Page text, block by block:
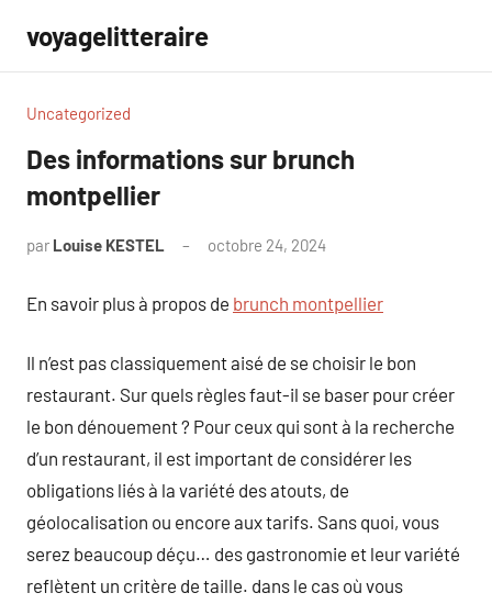
contenu
voyagelitteraire
Uncategorized
Des informations sur brunch
montpellier
par Louise KESTEL octobre 24, 2024
En savoir plus à propos de brunch montpellier
Il n’est pas classiquement aisé de se choisir le bon
restaurant. Sur quels règles faut-il se baser pour créer
le bon dénouement ? Pour ceux qui sont à la recherche
d’un restaurant, il est important de considérer les
obligations liés à la variété des atouts, de
géolocalisation ou encore aux tarifs. Sans quoi, vous
serez beaucoup déçu… des gastronomie et leur variété
reflètent un critère de taille. dans le cas où vous